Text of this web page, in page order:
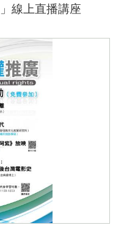
線上直播講座